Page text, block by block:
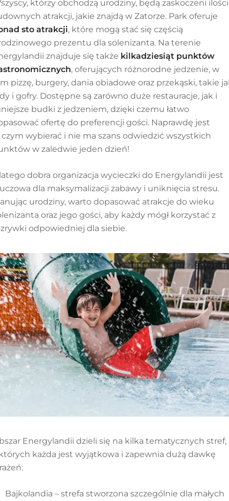
którzy obchodzą urodziny, będą zaskoczeni
atrakcji, jakie znajdą w Zatorze. Park oferuje
sto atrakcji, które mogą stać się częścią
prezentu dla solenizanta. Na terenie
znajduje się także kilkadziesiąt punktów
, oferujących różnorodne jedzenie, w
pizzę, burgery, dania obiadowe oraz przekąski, takie
i gofry. Dostępne są zarówno duże restauracje, jak i
budki z jedzeniem, dzięki czemu łatwo
ofertę do preferencji gości. Naprawdę jest
wybierać i nie ma szans odwiedzić wszystkich
w zaledwie jeden dzień!
dobra organizacja wycieczki do Energylandii jest
dla maksymalizacji zabawy i uniknięcia stresu.
urodziny, warto dopasować atrakcje do wieku
oraz jego gości, aby każdy mógł korzystać z
odpowiedniej dla siebie.
Energylandii dzieli się na kilka tematycznych stref,
każda jest wyjątkowa i zapewnia dużą dawkę
Bajkolandia – strefa stworzona szczególnie dla małych